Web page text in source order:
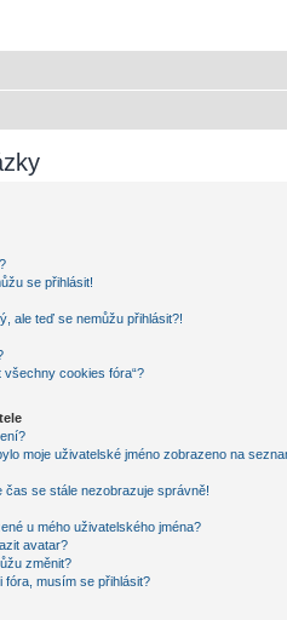
se přihlásit!
ale teď se nemůžu přihlásit?!
všechny cookies fóra“?
moje uživatelské jméno zobrazeno na
čas se stále nezobrazuje správně!
u mého uživatelského jména?
avatar?
změnit?
fóra, musím se přihlásit?